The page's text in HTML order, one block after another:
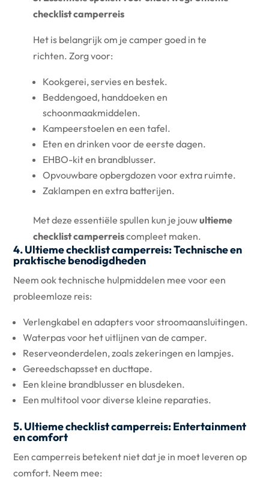
checklist camperreis
Het is belangrijk om je camper goed in te
richten. Zorg voor:
Kookgerei, servies en bestek.
Beddengoed, handdoeken en
schoonmaakmiddelen.
Kampeerstoelen en een tafel.
Eten en drinken voor de eerste dagen.
EHBO-kit en brandblusser.
Opvouwbare opbergdozen voor extra ruimte.
Zaklampen en extra batterijen.
Met deze essentiële spullen kun je jouwultieme
checklist camperreiscompleet maken.
4. Ultieme checklist camperreis: Technische en
praktische benodigdheden
Neem ook technische hulpmiddelen mee voor een
probleemloze reis:
Verlengkabel en adapters voor stroomaansluitingen.
Waterpas voor het uitlijnen van de camper.
Reserveonderdelen, zoals zekeringen en lampjes.
Gereedschapsset en ducttape.
Een kleine brandblusser en blusdeken.
Een multitool voor diverse kleine reparaties.
5. Ultieme checklist camperreis: Entertainment
en comfort
Een camperreis betekent niet dat je in moet leveren op
comfort. Neem mee: